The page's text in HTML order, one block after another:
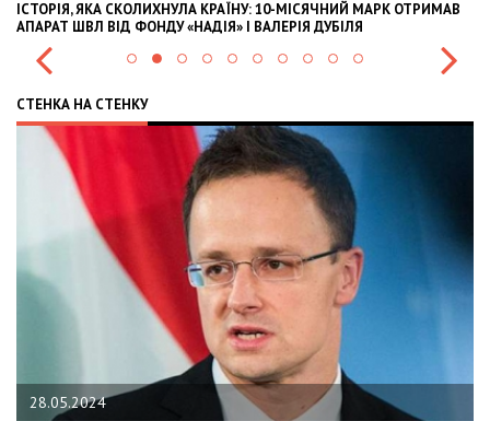
ЯКА СКОЛИХНУЛА КРАЇНУ: 10-МІСЯЧНИЙ МАРК ОТРИМАВ
ШВЛ ВІД ФОНДУ «НАДІЯ» І ВАЛЕРІЯ ДУБІЛЯ
OLEKSII
СТЕНКА НА СТЕНКУ